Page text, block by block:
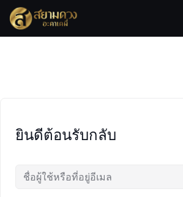
Skip
content
ยินดีต้อนรับกลับ